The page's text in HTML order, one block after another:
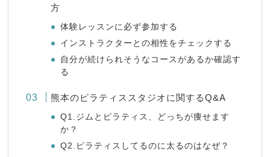
方
体験レッスンに必ず参加する
インストラクターとの相性をチェックする
自分が続けられそうなコースがあるか確認す
る
熊本のピラティススタジオに関するQ&A
Q1.ジムとピラティス、どっちが痩せます
か？
Q2.ピラティスしてるのに太るのはなぜ？